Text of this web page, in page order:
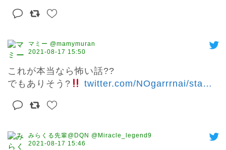
マミー @mamymuran
2021-08-17 15:50
これが本当なら怖い話??
でもありそう?
twitter.com/NOgarrrnai/sta…
みらくる先輩@DQN @Miracle_legend9
2021-08-17 15:46